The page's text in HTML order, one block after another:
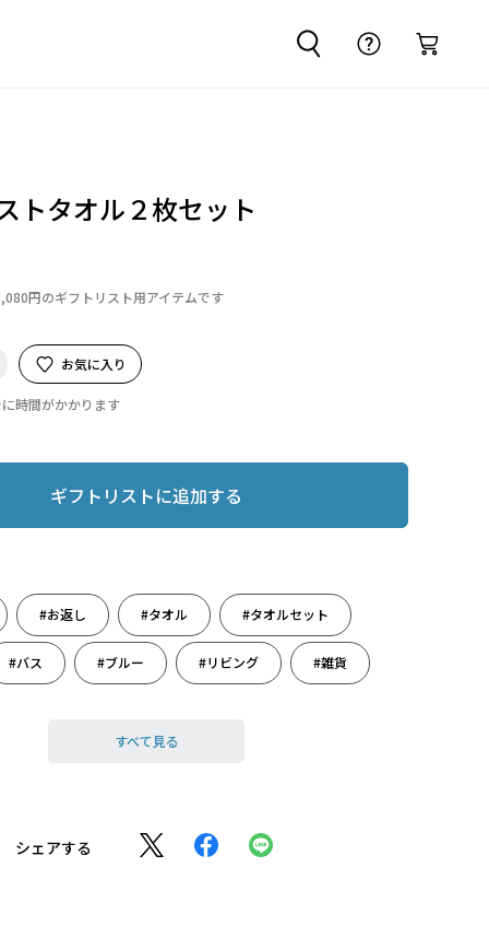
トタオル２枚セット
円のギフトリスト用アイテムです
お気に入り
時間がかかります
ギフトリストに追加する
#お返し #タオル #タオルセット
#バス #ブルー #リビング #雑貨
すべて見る
シェアする